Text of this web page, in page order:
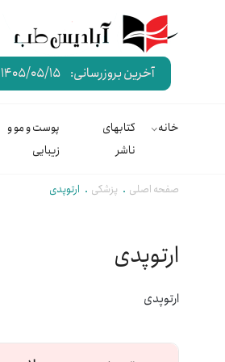
آخرین بروزرسانی: 1405/05/15
خانه
کتابهای
ناشر
پوست و مو و
زیبایی
صفحه اصلی پزشکی ارتوپدی
ارتوپدی
ارتوپدی